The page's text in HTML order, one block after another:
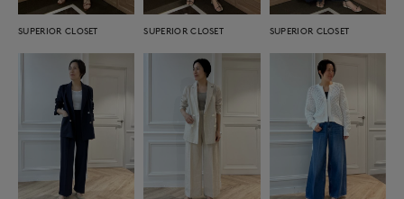
SUPERIOR CLOSET SUPERIOR CLOSET SUPERIOR CLOSET